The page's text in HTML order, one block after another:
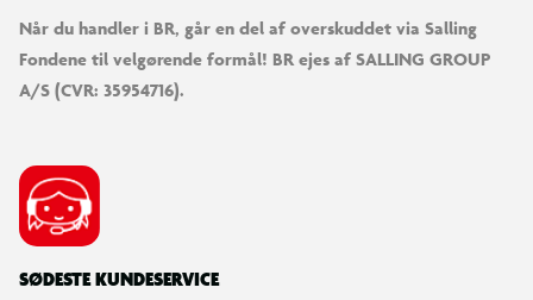
Når du handler i BR, går en del af overskuddet via Salling
Fondene til velgørende formål! BR ejes af SALLING GROUP
A/S (CVR: 35954716).
SØDESTE KUNDESERVICE